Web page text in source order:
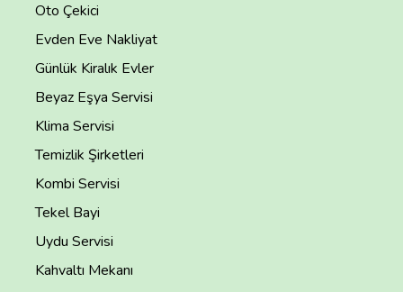
Oto Çekici
Evden Eve Nakliyat
Günlük Kiralık Evler
Beyaz Eşya Servisi
Klima Servisi
Temizlik Şirketleri
Kombi Servisi
Tekel Bayi
Uydu Servisi
Kahvaltı Mekanı